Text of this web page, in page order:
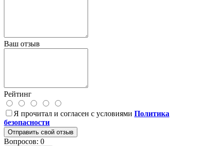
Ваш отзыв
Рейтинг
Я прочитал и согласен с условиями Политика
безопасности
Отправить свой отзыв
Вопросов: 0